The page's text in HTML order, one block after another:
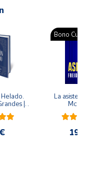
|
de
sello y
Bono
La